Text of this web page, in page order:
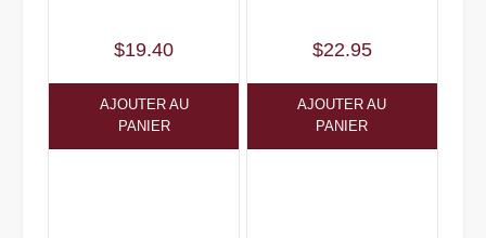
$19.40
AJOUTER AU
PANIER
$22.95
AJOUTER AU
PANIER